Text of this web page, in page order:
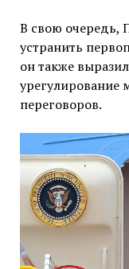
В свою очередь,
устранить
он также
урегулирование
переговоров.